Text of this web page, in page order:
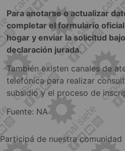
Para anotarse o actualizar
completar el formulario
hogar y enviar la solicitud
declaración jurada.
También existen canales de
telefónica para realizar
subsidio y el proceso de
Fuente: NA
Participá de nuestra comunidad